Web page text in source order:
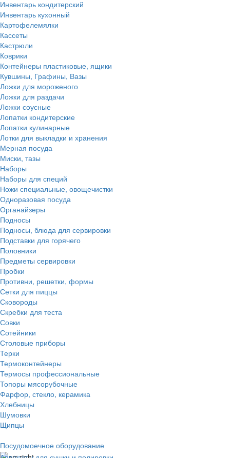
Инвентарь кондитерский
Инвентарь кухонный
Картофелемялки
Кассеты
Кастрюли
Коврики
Контейнеры пластиковые, ящики
Кувшины, Графины, Вазы
Ложки для мороженого
Ложки для раздачи
Ложки соусные
Лопатки кондитерские
Лопатки кулинарные
Лотки для выкладки и хранения
Мерная посуда
Миски, тазы
Наборы
Наборы для специй
Ножи специальные, овощечистки
Одноразовая посуда
Органайзеры
Подносы
Подносы, блюда для сервировки
Подставки для горячего
Половники
Предметы сервировки
Пробки
Противни, решетки, формы
Сетки для пиццы
Сковороды
Скребки для теста
Совки
Сотейники
Столовые приборы
Терки
Термоконтейнеры
Термосы профессиональные
Топоры мясорубочные
Фарфор, стекло, керамика
Хлебницы
Шумовки
Щипцы
Посудомоечное оборудование